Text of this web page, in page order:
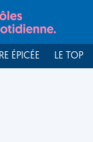
ÉPICÉE LE TOP